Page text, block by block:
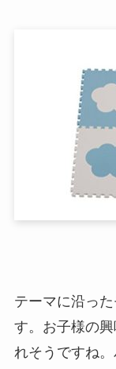
テーマに沿っ
す。お子様の
れそうですね